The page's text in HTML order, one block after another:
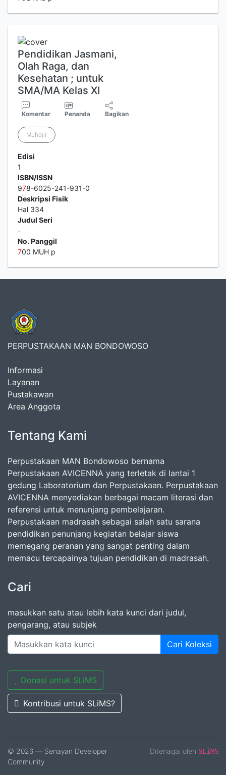
Pendidikan Jasmani,
Olah Raga, dan
Kesehatan ; untuk
SMA/MA Kelas XI
Komentar Penanda Bagikan
Muhajir
Edisi
1
ISBN/ISSN
978-6025-241-931-0
Deskripsi Fisik
Hal 334
Judul Seri
-
No. Panggil
700 MUH p
PERPUSTAKAAN MAN BONDOWOSO
Informasi
Layanan
Pustakawan
Area Anggota
Tentang Kami
Perpustakaan MAN Bondowoso bernama
Perpustakaan AVICENNA yang terletak di lantai 1
gedung Laboratorium dan Perpustakaan. Perpustakaan
AVICENNA menyediakan berbagai macam literasi dan
referensi untuk menunjang pembelajaran.
Perpustakaan madrasah sebagai salah satu sarana
pendidikan penunjang kegiatan belajar siswa
memegang peranan yang sangat penting dalam
memacu tercapainya tujuan pendidikan di madrasah.
Cari
masukkan satu atau lebih kata kunci dari judul,
pengarang, atau subjek
Cari Koleksi
Donasi untuk SLiMS
Kontribusi untuk SLiMS?
© 2026 — Senayan Developer
Community
Ditenagai oleh SLiMS